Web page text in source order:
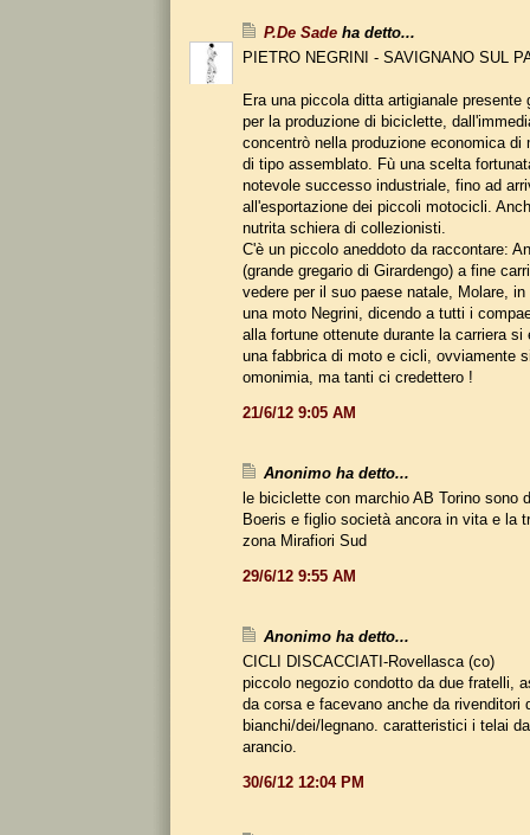
P.De Sade ha detto...
PIETRO NEGRINI - SAVIGNANO SUL
Era una piccola ditta artigianale presente
per la produzione di biciclette,
concentrò nella produzione economica di
di tipo assemblato. Fù una scelta
notevole successo industriale, fino ad
all'esportazione dei piccoli motocicli.
nutrita schiera di collezionisti.
C'è un piccolo aneddoto da raccontare:
(grande gregario di Girardengo) a fine
vedere per il suo paese natale, Molare,
una moto Negrini, dicendo a tutti i
alla fortune ottenute durante la carriera si
una fabbrica di moto e cicli, ovviamente
omonimia, ma tanti ci credettero !
21/6/12 9:05 AM
Anonimo ha detto...
le biciclette con marchio AB Torino sono
Boeris e figlio società ancora in vita e la
zona Mirafiori Sud
29/6/12 9:55 AM
Anonimo ha detto...
CICLI DISCACCIATI-Rovellasca (co)
piccolo negozio condotto da due fratelli,
da corsa e facevano anche da rivenditori
bianchi/dei/legnano. caratteristici i telai
arancio.
30/6/12 12:04 PM